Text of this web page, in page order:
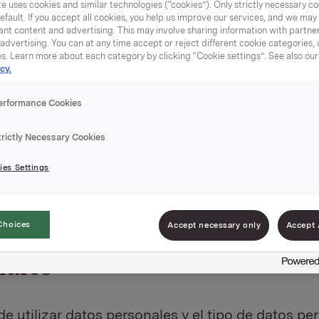
de empresas que fabrica productos para
españoles, entre otros. Las empresas Orkla
responsabilidad del tratamiento de sus datos
a tratar estos datos con seguridad.
del tratamiento de datos
utilizar datos personales y el tipo de datos
uses cookies and similar technologies (“cookies”). Only strictly necessary
If you accept all cookies, you help us improve our services, and we may
content and advertising. This may involve sharing information with
You can at any time accept or reject different cookie categories,
Learn more about each category by clicking “Cookie settings”. See also our
Cookies
Necessary Cookies
Settings
Accept necessary only Accept